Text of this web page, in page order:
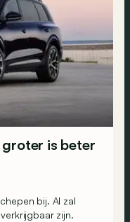
is beter
bij. Al zal
zijn.